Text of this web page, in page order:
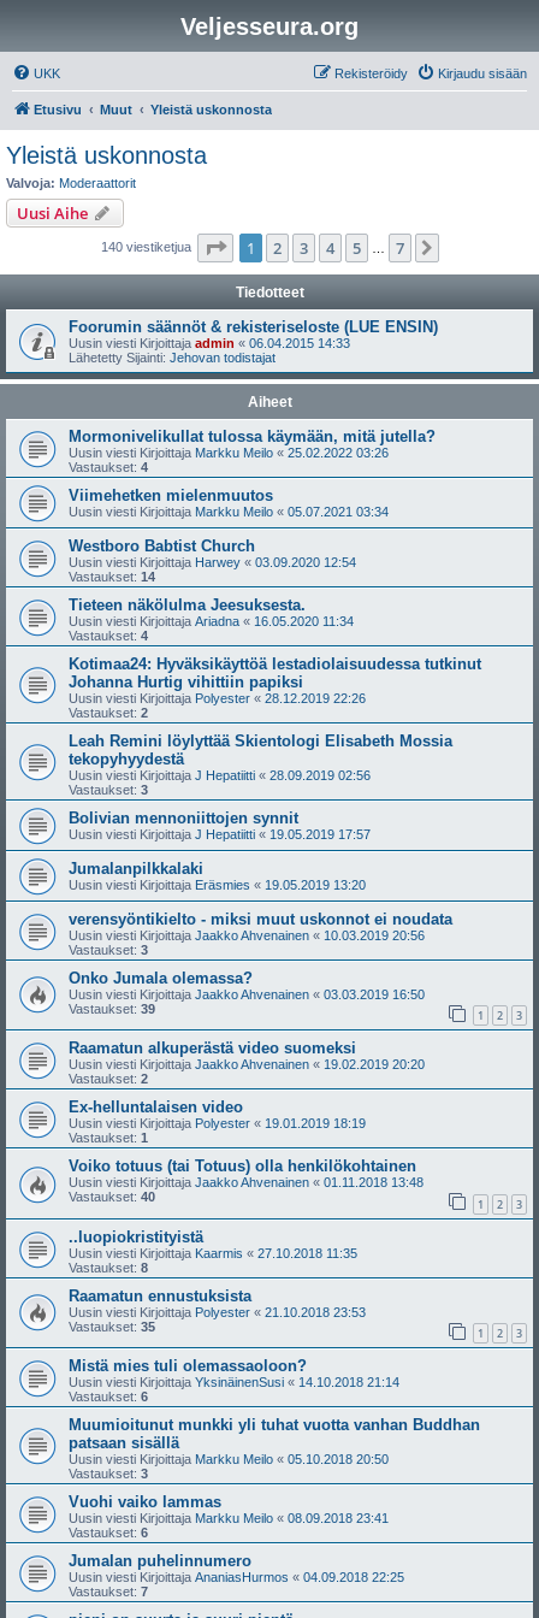
Veljesseura.org
UKK Kirjaudu sisään
Rekisteröidy
Etusivu Muut Yleistä uskonnosta
Yleistä uskonnosta
Valvoja: Moderaattorit
Uusi Aihe
140 viestiketjua Sivu /7
1 2 3 4 5 7
Tiedotteet
Foorumin säännöt & rekisteriseloste (LUE ENSIN)
Uusin viesti Kirjoittaja admin « 06.04.2015 14:33
Lähetetty Sijainti: Jehovan todistajat
Aiheet
Mormonivelikullat tulossa käymään, mitä jutella?
Uusin viesti Kirjoittaja Markku Meilo « 25.02.2022 03:26
Vastaukset: 4
Viimehetken mielenmuutos
Uusin viesti Kirjoittaja Markku Meilo « 05.07.2021 03:34
Westboro Babtist Church
Uusin viesti Kirjoittaja Harwey « 03.09.2020 12:54
Vastaukset: 14
Tieteen näkölulma Jeesuksesta.
Uusin viesti Kirjoittaja Ariadna « 16.05.2020 11:34
Vastaukset: 4
Kotimaa24: Hyväksikäyttöä lestadiolaisuudessa tutkinut
Johanna Hurtig vihittiin papiksi
Uusin viesti Kirjoittaja Polyester « 28.12.2019 22:26
Vastaukset: 2
Leah Remini löylyttää Skientologi Elisabeth Mossia
tekopyhyydestä
Uusin viesti Kirjoittaja J Hepatiitti « 28.09.2019 02:56
Vastaukset: 3
Bolivian mennoniittojen synnit
Uusin viesti Kirjoittaja J Hepatiitti « 19.05.2019 17:57
Jumalanpilkkalaki
Uusin viesti Kirjoittaja Eräsmies « 19.05.2019 13:20
verensyöntikielto - miksi muut uskonnot ei noudata
Uusin viesti Kirjoittaja Jaakko Ahvenainen « 10.03.2019 20:56
Vastaukset: 3
Onko Jumala olemassa?
Uusin viesti Kirjoittaja Jaakko Ahvenainen « 03.03.2019 16:50
Vastaukset: 39 1 2 3
Raamatun alkuperästä video suomeksi
Uusin viesti Kirjoittaja Jaakko Ahvenainen « 19.02.2019 20:20
Vastaukset: 2
Ex-helluntalaisen video
Uusin viesti Kirjoittaja Polyester « 19.01.2019 18:19
Vastaukset: 1
Voiko totuus (tai Totuus) olla henkilökohtainen
Uusin viesti Kirjoittaja Jaakko Ahvenainen « 01.11.2018 13:48
Vastaukset: 40 1 2 3
..luopiokristityistä
Uusin viesti Kirjoittaja Kaarmis « 27.10.2018 11:35
Vastaukset: 8
Raamatun ennustuksista
Uusin viesti Kirjoittaja Polyester « 21.10.2018 23:53
Vastaukset: 35 1 2 3
Mistä mies tuli olemassaoloon?
Uusin viesti Kirjoittaja YksinäinenSusi « 14.10.2018 21:14
Vastaukset: 6
Muumioitunut munkki yli tuhat vuotta vanhan Buddhan
patsaan sisällä
Uusin viesti Kirjoittaja Markku Meilo « 05.10.2018 20:50
Vastaukset: 3
Vuohi vaiko lammas
Uusin viesti Kirjoittaja Markku Meilo « 08.09.2018 23:41
Vastaukset: 6
Jumalan puhelinnumero
Uusin viesti Kirjoittaja AnaniasHurmos « 04.09.2018 22:25
Vastaukset: 7